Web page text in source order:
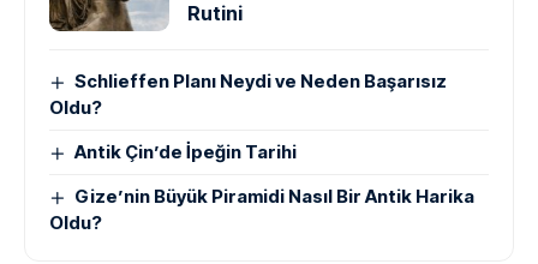
Rutini
Schlieffen Planı Neydi ve Neden Başarısız
Oldu?
Antik Çin’de İpeğin Tarihi
Gize’nin Büyük Piramidi Nasıl Bir Antik Harika
Oldu?